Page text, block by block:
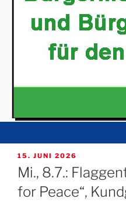
VERÖFFENTLICHT
AM
15. JUNI 2026
Mi., 8.7.:
for Peace“,